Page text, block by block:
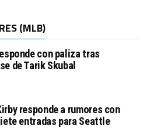
(MLB)
con paliza tras
de Tarik Skubal
responde a rumores con
entradas para Seattle